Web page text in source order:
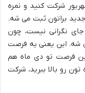
شرکت کنید و نمره
جدید براتون ثبت می شه.
جای نگرانی نیست، چون
شه. این یعنی یه فرصت
فرصت تو دی ماه هم
رو بالا ببرید، شرکت